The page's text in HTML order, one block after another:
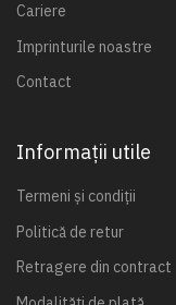
Cariere
Imprinturile noastre
Contact
Informații utile
Termeni și condiții
Politică de retur
Retragere din contract